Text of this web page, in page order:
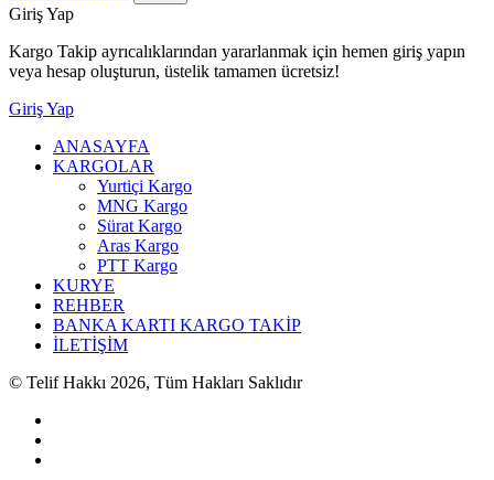
Giriş Yap
Kargo Takip ayrıcalıklarından yararlanmak için hemen giriş yapın
veya hesap oluşturun, üstelik tamamen ücretsiz!
Giriş Yap
ANASAYFA
KARGOLAR
Yurtiçi Kargo
MNG Kargo
Sürat Kargo
Aras Kargo
PTT Kargo
KURYE
REHBER
BANKA KARTI KARGO TAKİP
İLETİŞİM
© Telif Hakkı 2026, Tüm Hakları Saklıdır